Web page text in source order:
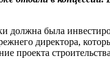
была
директора,
проекта